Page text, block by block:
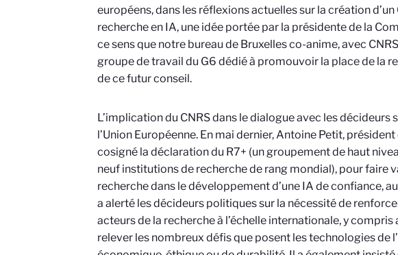
européens, dans les réflexions actuelles sur la création
recherche en IA, une idée portée par la présidente de la
ce sens que notre bureau de Bruxelles co-anime, avec
groupe de travail du G6 dédié à promouvoir la place de la
de ce futur conseil.
L’implication du CNRS dans le dialogue avec les décideurs
l’Union Européenne. En mai dernier, Antoine Petit,
cosigné la déclaration du R7+ (un groupement de haut
neuf institutions de recherche de rang mondial), pour faire
recherche dans le développement d’une IA de confiance,
a alerté les décideurs politiques sur la nécessité de
acteurs de la recherche à l’échelle internationale, y
relever les nombreux défis que posent les technologies de